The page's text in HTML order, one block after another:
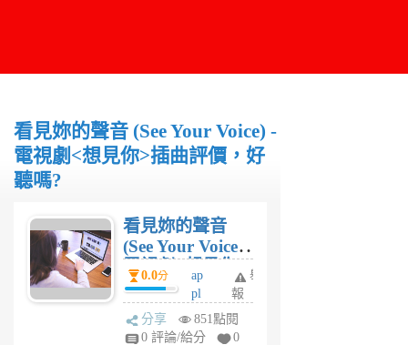
看見妳的聲音 (See Your Voice) -
電視劇<想見你>插曲評價，好
聽嗎?
看見妳的聲音
(See Your Voice) -
電視劇<想見你>
插曲評價，好聽
嗎?
0.0分
ap
pl
eli
n
舉
報
分享
851點閱
0 評論/給分
0